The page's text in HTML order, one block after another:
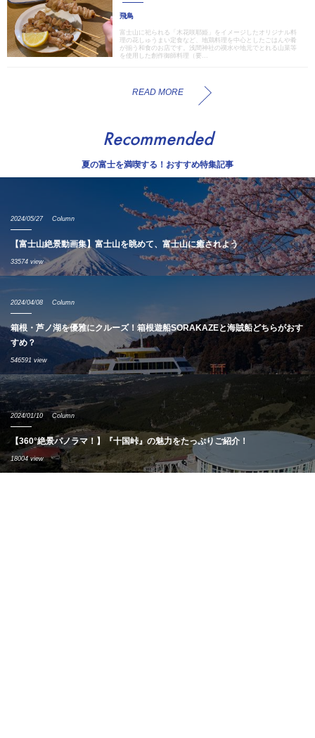
飛鳥
富士山に祀られる「木花咲耶姫」をイメージしたオリジナル料
理の花しゅうまい定食など、地鶏料理を中心としたごはんや肴
が揃う和食のお店です。浅間神社の禊水や地元でとれる山菜等
を使用した創作御師料理（要...
READ MORE
Recommended
夏の富士を満喫する！おすすめ特集記事
2024/05/27 Column
【富士山絶景動画集】富士山を眺めて、富士山に癒されよう
33574 view
2024/04/08 Column
箱根・芦ノ湖を優雅にクルーズ！箱根遊船SORAKAZEと海賊船どちらがおす
すめ？
546591 view
2024/01/10 Column
【360°絶景パノラマ！】『十国峠』の魅力をたっぷりご紹介！
18004 view